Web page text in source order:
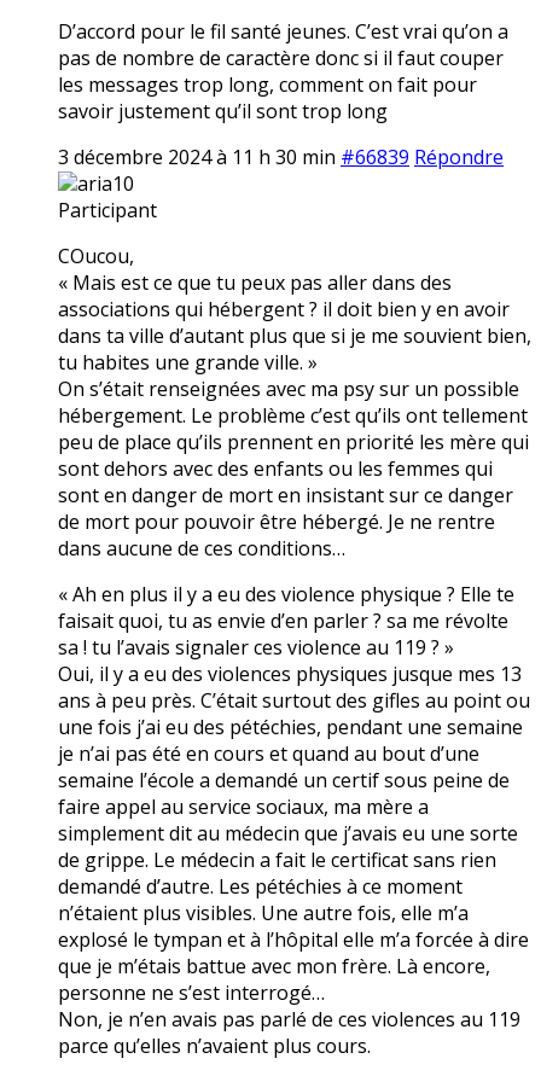
D’accord pour le fil santé jeunes. C’est vrai qu’on a
pas de nombre de caractère donc si il faut couper
les messages trop long, comment on fait pour
savoir justement qu’il sont trop long
3 décembre 2024 à 11 h 30 min #66839 Répondre
aria10
Participant
COucou,
« Mais est ce que tu peux pas aller dans des
associations qui hébergent ? il doit bien y en avoir
dans ta ville d’autant plus que si je me souvient bien,
tu habites une grande ville. »
On s’était renseignées avec ma psy sur un possible
hébergement. Le problème c’est qu’ils ont tellement
peu de place qu’ils prennent en priorité les mère qui
sont dehors avec des enfants ou les femmes qui
sont en danger de mort en insistant sur ce danger
de mort pour pouvoir être hébergé. Je ne rentre
dans aucune de ces conditions…
« Ah en plus il y a eu des violence physique ? Elle te
faisait quoi, tu as envie d’en parler ? sa me révolte
sa ! tu l’avais signaler ces violence au 119 ? »
Oui, il y a eu des violences physiques jusque mes 13
ans à peu près. C’était surtout des gifles au point ou
une fois j’ai eu des pétéchies, pendant une semaine
je n’ai pas été en cours et quand au bout d’une
semaine l’école a demandé un certif sous peine de
faire appel au service sociaux, ma mère a
simplement dit au médecin que j’avais eu une sorte
de grippe. Le médecin a fait le certificat sans rien
demandé d’autre. Les pétéchies à ce moment
n’étaient plus visibles. Une autre fois, elle m’a
explosé le tympan et à l’hôpital elle m’a forcée à dire
que je m’étais battue avec mon frère. Là encore,
personne ne s’est interrogé…
Non, je n’en avais pas parlé de ces violences au 119
parce qu’elles n’avaient plus cours.